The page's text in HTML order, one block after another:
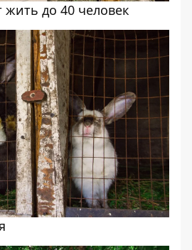
до 40 человек